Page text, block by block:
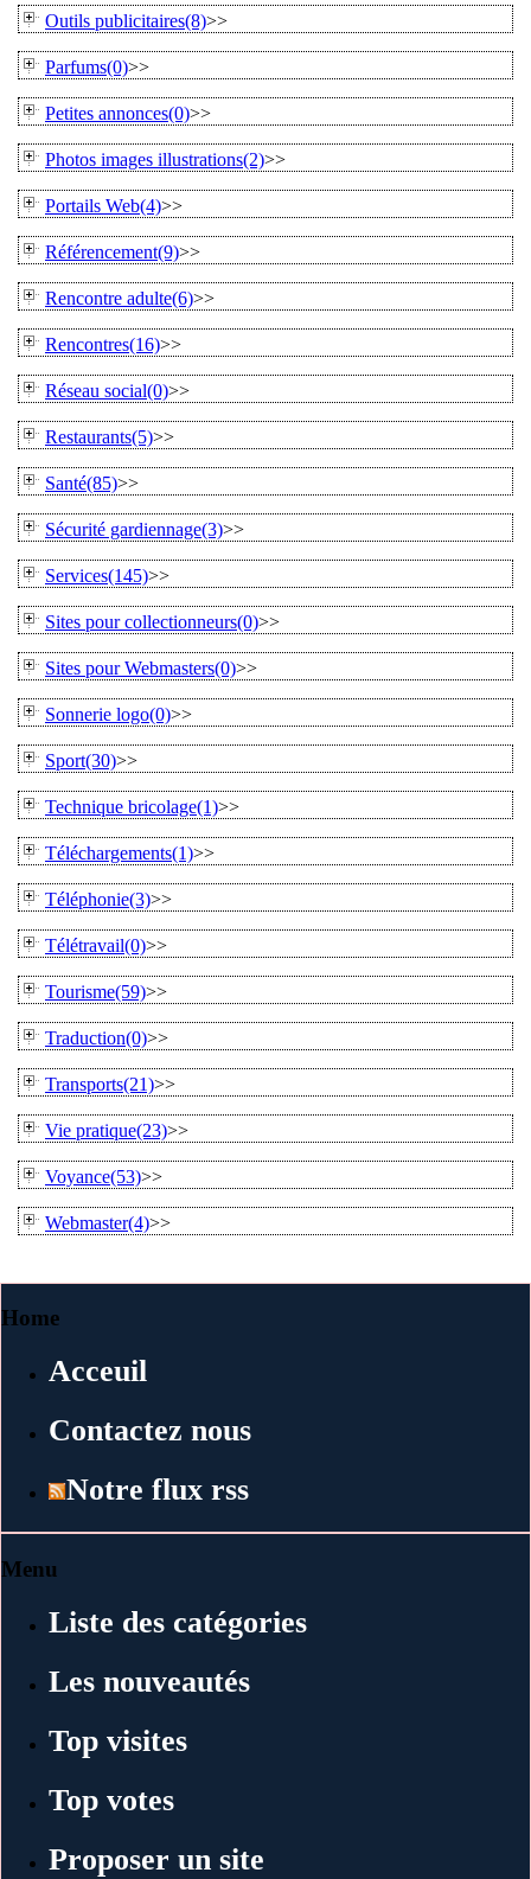
Outils publicitaires(8)>>
Parfums(0)>>
Petites annonces(0)>>
Photos images illustrations(2)>>
Portails Web(4)>>
Référencement(9)>>
Rencontre adulte(6)>>
Rencontres(16)>>
Réseau social(0)>>
Restaurants(5)>>
Santé(85)>>
Sécurité gardiennage(3)>>
Services(145)>>
Sites pour collectionneurs(0)>>
Sites pour Webmasters(0)>>
Sonnerie logo(0)>>
Sport(30)>>
Technique bricolage(1)>>
Téléchargements(1)>>
Téléphonie(3)>>
Télétravail(0)>>
Tourisme(59)>>
Traduction(0)>>
Transports(21)>>
Vie pratique(23)>>
Voyance(53)>>
Webmaster(4)>>
Home
Acceuil
Contactez nous
Notre flux rss
Menu
Liste des catégories
Les nouveautés
Top visites
Top votes
Proposer un site